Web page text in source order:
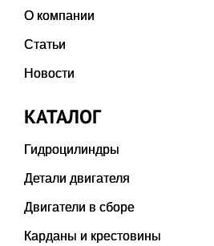
О компании
Статьи
Новости
КАТАЛОГ
Гидроцилиндры
Детали двигателя
Двигатели в сборе
Карданы и крестовины